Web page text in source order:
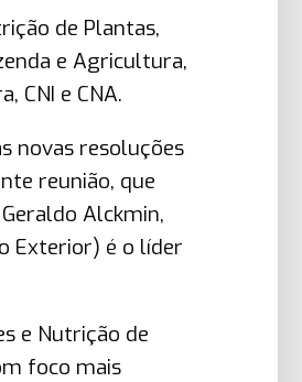
de Plantas,
e Agricultura,
CNI e CNA.
novas resoluções
reunião, que
Alckmin,
Exterior) é o líder
e Nutrição de
foco mais